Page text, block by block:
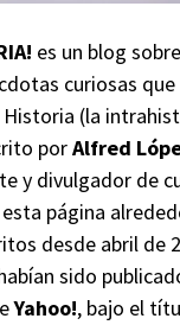
es un blog
curiosas
(la
porAlfred
y divulgador de
página
desde abril de
sido
Yahoo!, bajo el